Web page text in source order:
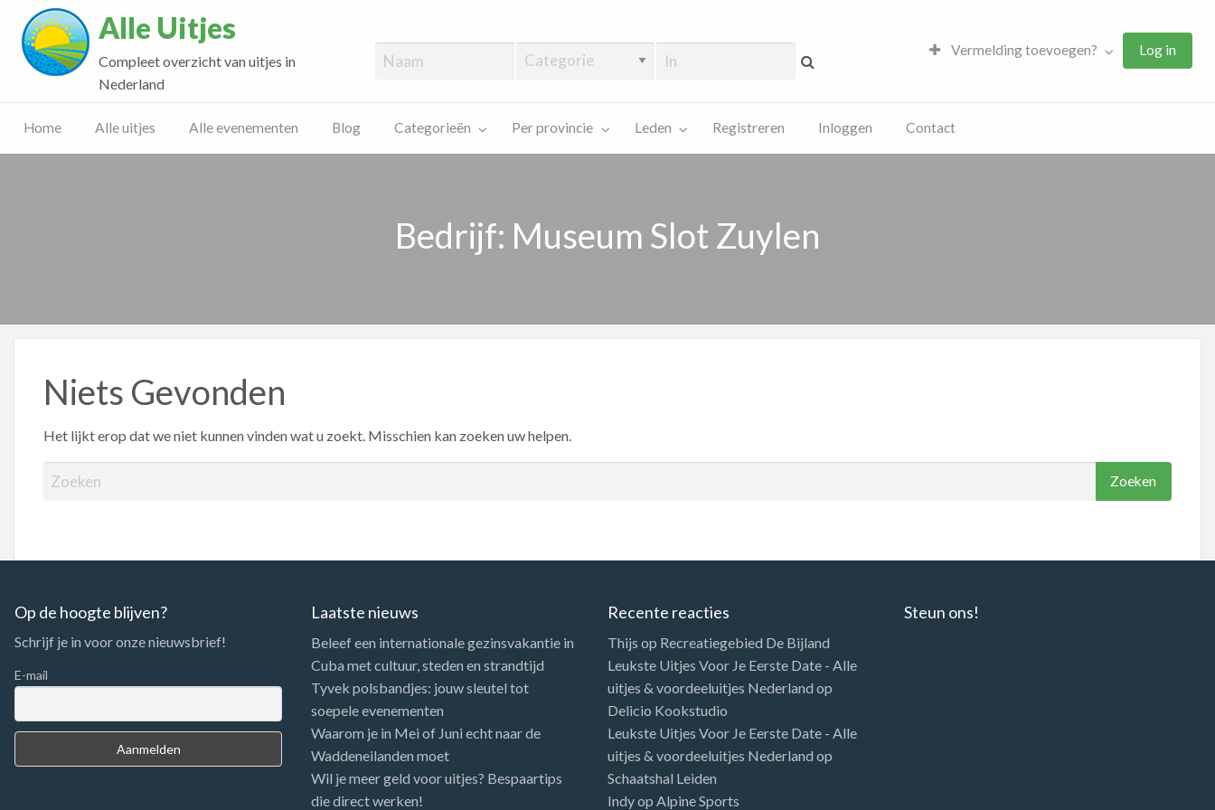
Alle Uitjes
Compleet overzicht van uitjes in
Nederland
Vermelding toevoegen? Log in
Home Alle uitjes Alle evenementen Blog Categorieën Per provincie Leden Registreren Inloggen Contact
Bedrijf: Museum Slot Zuylen
Niets Gevonden
Het lijkt erop dat we niet kunnen vinden wat u zoekt. Misschien kan zoeken uw helpen.
e
a
a
:
Op de hoogte blijven?
Schrijf je in voor onze nieuwsbrief!
E-mail
Laatste nieuws
Beleef een internationale gezinsvakantie in
Cuba met cultuur, steden en strandtijd
Tyvek polsbandjes: jouw sleutel tot
soepele evenementen
Waarom je in Mei of Juni echt naar de
Waddeneilanden moet
Wil je meer geld voor uitjes? Bespaartips
die direct werken!
Recente reacties
Thijs op Recreatiegebied De Bijland
Leukste Uitjes Voor Je Eerste Date - Alle
uitjes & voordeeluitjes Nederland op
Delicio Kookstudio
Leukste Uitjes Voor Je Eerste Date - Alle
uitjes & voordeeluitjes Nederland op
Schaatshal Leiden
Indyop Alpine Sports
Steun ons!